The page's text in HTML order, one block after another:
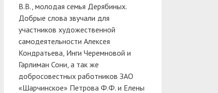
В.В., молодая семья Дерябиных.
Добрые слова звучали для
участников художественной
самодеятельности Алексея
Кондратьева, Инги Черемновой и
Гарлиман Сони, а так же
добросовестных работников ЗАО
«Шарчинское» Петрова Ф.Ф. и Елены